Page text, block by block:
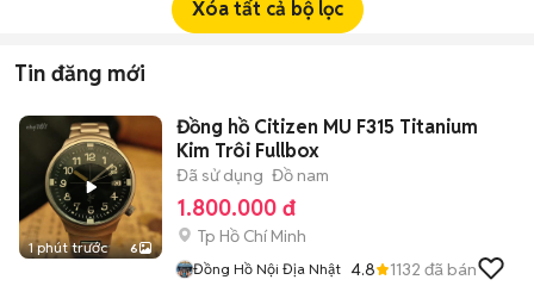
Xóa tất cả bộ lọc
Tin đăng mới
1 phút trước 6
Đồng hồ Citizen MU F315 Titanium
Kim Trôi Fullbox
Đã sử dụng Đồ nam
1.800.000 đ
Tp Hồ Chí Minh
Đồng Hồ Nội Địa Nhật 4.8 1132 đã bán